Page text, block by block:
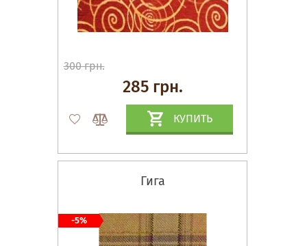
300 грн.
285 грн.
КУПИТЬ
Гига
-5%